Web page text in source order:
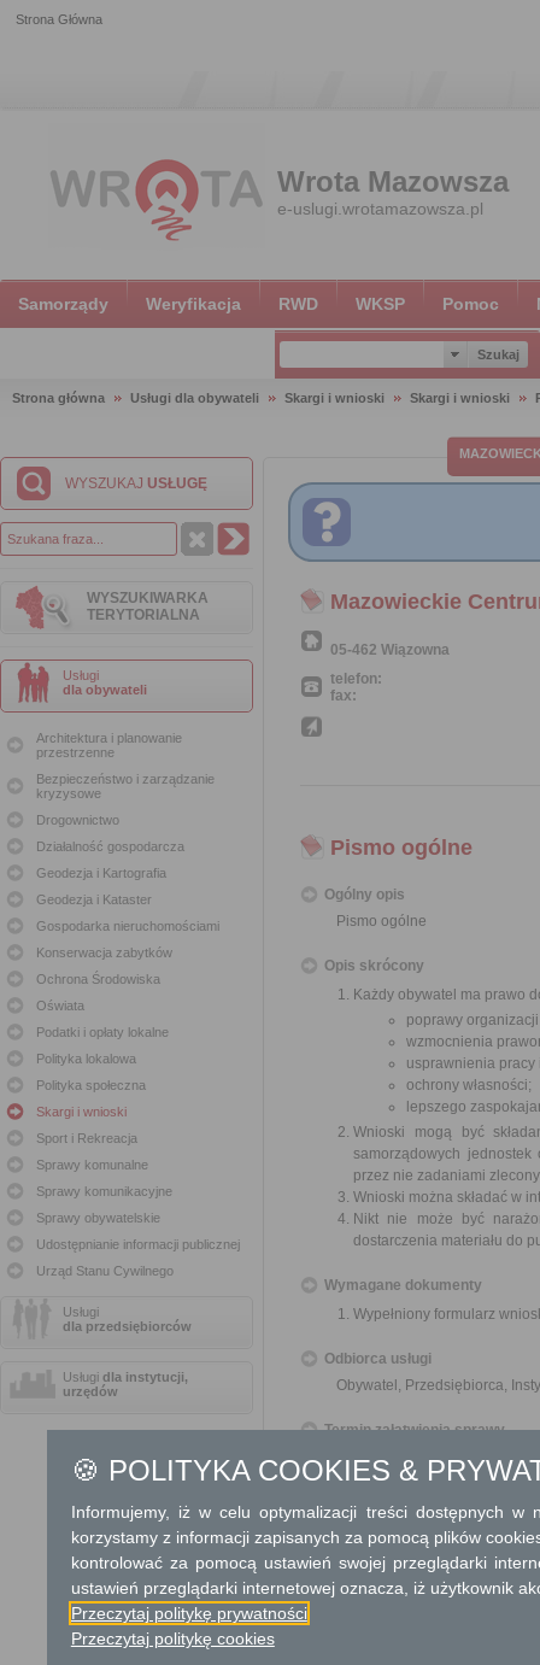
Strona Główna
Wrota Mazowsza
e-uslugi.wrotamazowsza.pl
Samorządy Weryfikacja RWD WKSP Pomoc
Strona główna Usługi dla obywateli Skargi i wnioski Skargi i wnioski
WYSZUKAJ USŁUGĘ
WYSZUKIWARKA
TERYTORIALNA
Usługi
dla obywateli
Architektura i planowanie
przestrzenne
Bezpieczeństwo i zarządzanie
kryzysowe
Drogownictwo
Działalność gospodarcza
Geodezja i Kartografia
Geodezja i Kataster
Gospodarka nieruchomościami
Konserwacja zabytków
Ochrona Środowiska
Oświata
Podatki i opłaty lokalne
Polityka lokalowa
Polityka społeczna
Skargi i wnioski
Sport i Rekreacja
Sprawy komunalne
Sprawy komunikacyjne
Sprawy obywatelskie
Udostępnianie informacji publicznej
Urząd Stanu Cywilnego
Usługi
dla przedsiębiorców
Usługi dla instytucji,
urzędów
Mazowieckie
05-462 Wiązowna
telefon:
fax:
Pismo ogólne
Ogólny opis
Pismo ogólne
Opis skrócony
Każdy obywatel ma prawo
poprawy
wzmocnienia
usprawnienia
ochrony własności;
lepszego
Wnioski mogą być
samorządowych
przez nie zadaniami
Wnioski można składać w
Nikt nie może być
dostarczenia materiału do
Wymagane dokumenty
Wypełniony formularz
Odbiorca usługi
Obywatel, Przedsiębiorca,
Termin załatwienia sprawy
O sposobie rozpatrzenia
E-mail:
Dodatkowe
🍪 POLITYKA COOKIES &
Informujemy, iż w celu optymalizacji treści dostępnych w
korzystamy z informacji zapisanych za pomocą plików
kontrolować za pomocą ustawień swojej przeglądarki
ustawień przeglądarki internetowej oznacza, iż użytkownik
Przeczytaj politykę prywatności
Przeczytaj politykę cookies